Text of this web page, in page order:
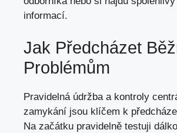
informací.
Jak Předcházet
Problémům
Pravidelná údržba a kontroly
zamykání jsou klíčem k
Na začátku pravidelně testuji